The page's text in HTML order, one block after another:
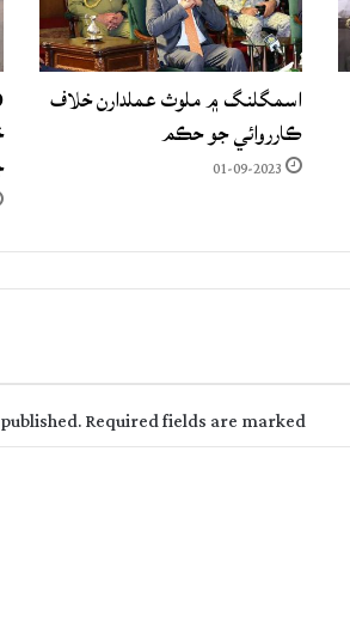
اسمگلنگ ۾ ملوث عملدارن خلاف
ڪارروائي جو حڪم
01-09-2023
Required fields are marked